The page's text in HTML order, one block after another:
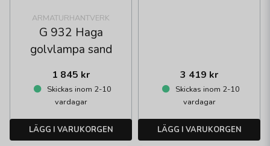
ARMATURHANTVERK
G 932 Haga
golvlampa sand
1 845 kr
Skickas inom 2-10
vardagar
LÄGG I VARUKORGEN
3 419 kr
Skickas inom 2-10
vardagar
LÄGG I VARUKORGEN